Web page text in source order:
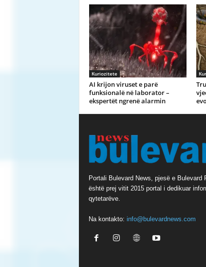
Kuriozitete
AI krijon viruset e parë
funksionalë në laborator –
ekspertët ngrenë alarmin
Portali Bulevard News, pjesë e Bulevard
është prej vitit 2015 portal i dedikuar
qytetarëve.
Na kontakto: info@bulevardnews.com